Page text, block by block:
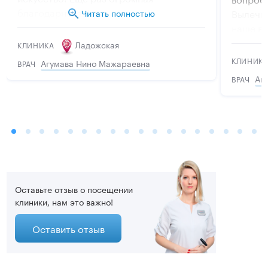
благодарность!Читать полностью
КЛИНИКА Ладожская
ВРАЧ Агумава Нино Мажараевна
КЛИНИКА
ВРАЧ
Оставьте отзыв о посещении
клиники, нам это важно!
Оставить отзыв